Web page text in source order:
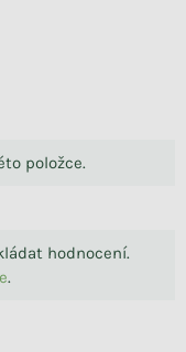
položce.
hodnocení.
.